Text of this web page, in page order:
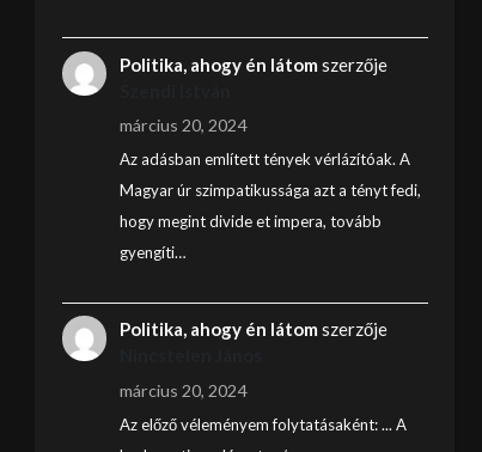
Politika, ahogy én látom szerzője
március 20, 2024
Az adásban említett tények vérlázítóak. A
Magyar úr szimpatikussága azt a tényt fedi,
hogy megint divide et impera, tovább
gyengíti…
Politika, ahogy én látom szerzője
március 20, 2024
Az előző véleményem folytatásaként: ... A